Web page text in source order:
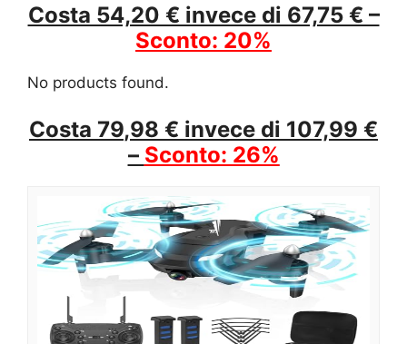
Costa 54,20 € invece di 67,75 € –
Sconto: 20%
No products found.
Costa 79,98 € invece di 107,99 €
– Sconto: 26%